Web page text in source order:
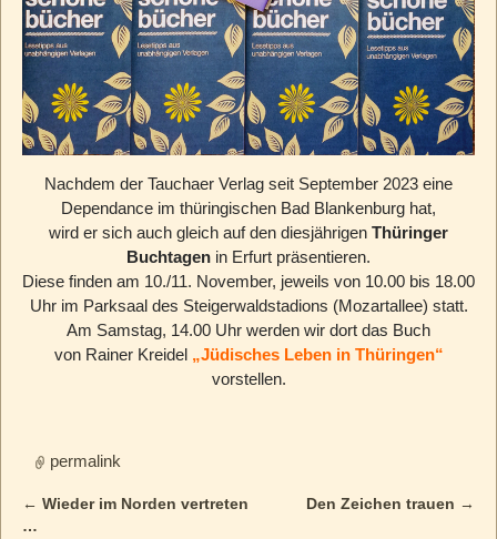
Nachdem der Tauchaer Verlag seit September 2023 eine
Dependance im thüringischen Bad Blankenburg hat,
wird er sich auch gleich auf den diesjährigen Thüringer
Buchtagen in Erfurt präsentieren.
Diese finden am 10./11. November, jeweils von 10.00 bis 18.00
Uhr im Parksaal des Steigerwaldstadions (Mozartallee) statt.
Am Samstag, 14.00 Uhr werden wir dort das Buch
von Rainer Kreidel „Jüdisches Leben in Thüringen“
vorstellen.
permalink
Post navigation
← Wieder im Norden vertreten
…
Den Zeichen trauen →